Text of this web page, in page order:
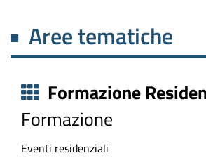
Aree tematiche
Formazione
Formazione
Eventi residenziali